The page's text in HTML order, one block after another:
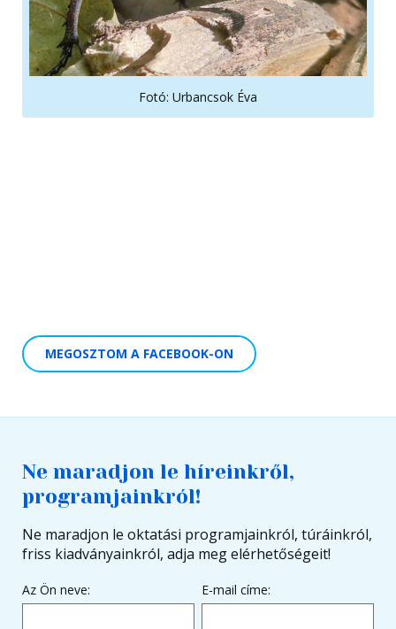
Fotó: Urbancsok Éva
MEGOSZTOM A FACEBOOK-ON
Ne maradjon le híreinkről,
programjainkról!
Ne maradjon le oktatási programjainkról, túráinkról,
friss kiadványainkról, adja meg elérhetőségeit!
Az Ön neve: E-mail címe: